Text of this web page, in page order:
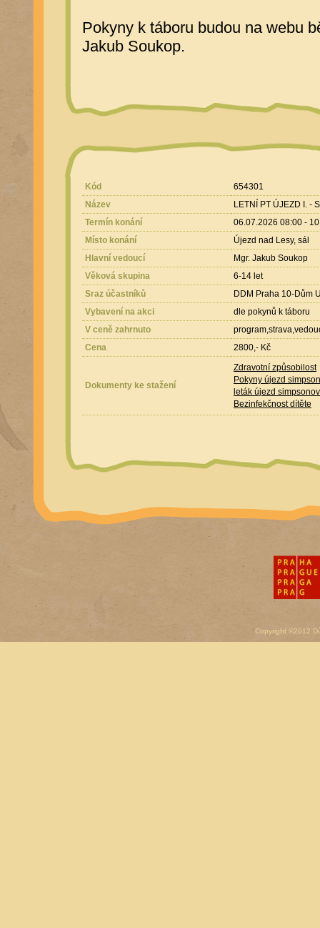
Pokyny k táboru budou na webu
Jakub Soukop.
Kód
654301
Název
LETNÍ PT ÚJEZD I. -
Termín konání
06.07.2026 08:00 -
Místo konání
Újezd nad Lesy, sál
Hlavní vedoucí
Mgr. Jakub Soukop
Věková skupina
6-14 let
Sraz účastníků
DDM Praha 10-Dům
Vybavení na akci
dle pokynů k táboru
V ceně zahrnuto
Cena
2800,- Kč
Dokumenty ke stažení
Zdravotní způsobilost
Pokyny újezd
leták újezd
Bezinfekčnost dítěte
Copyright ©2012